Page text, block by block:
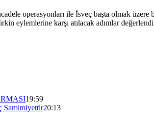
operasyonları ile İsveç başta olmak
eylemlerine karşı atılacak adımlar
19:59
Samimiyettir20:13